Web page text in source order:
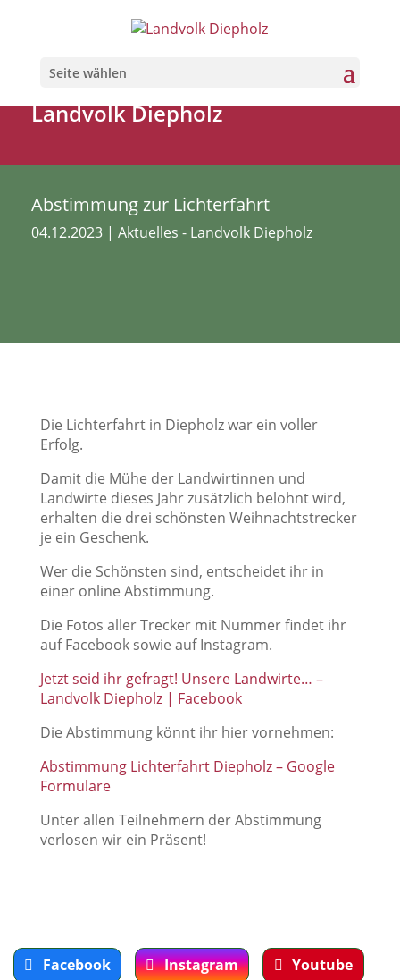
Seite wählen
Landvolk Diepholz
Abstimmung zur Lichterfahrt
04.12.2023 | Aktuelles - Landvolk Diepholz
Die Lichterfahrt in Diepholz war ein voller
Erfolg.
Damit die Mühe der Landwirtinnen und
Landwirte dieses Jahr zusätzlich belohnt wird,
erhalten die drei schönsten Weihnachtstrecker
je ein Geschenk.
Wer die Schönsten sind, entscheidet ihr in
einer online Abstimmung.
Die Fotos aller Trecker mit Nummer findet ihr
auf Facebook sowie auf Instagram.
Jetzt seid ihr gefragt! Unsere Landwirte… –
Landvolk Diepholz | Facebook
Die Abstimmung könnt ihr hier vornehmen:
Abstimmung Lichterfahrt Diepholz – Google
Formulare
Unter allen Teilnehmern der Abstimmung
verlosen wir ein Präsent!
Facebook Instagram Youtube